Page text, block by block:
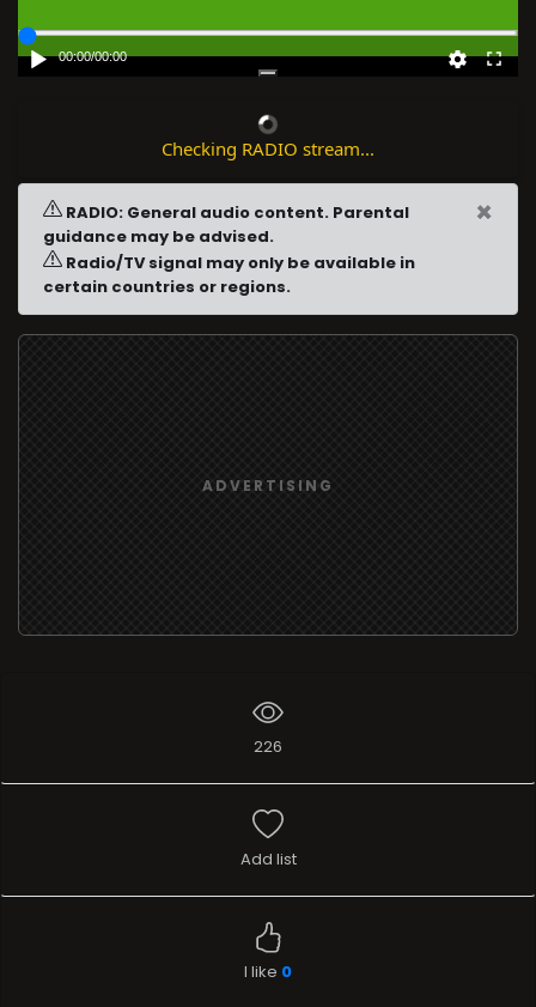
00:00/00:00
Checking RADIO stream...
RADIO: General audio content. Parental
guidance may be advised.
Radio/TV signal may only be available in
certain countries or regions.
×
ADVERTISING
226
Add list
I like 0